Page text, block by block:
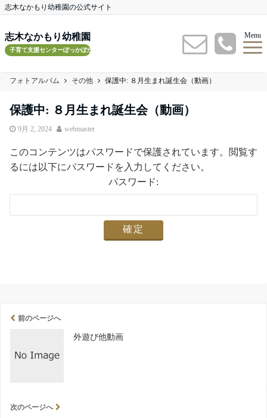
志木なかもり幼稚園の公式サイト
志木なかもり幼稚園
子育て支援センターぽっかぽかルーム
Menu
フォトアルバム その他 保護中: ８月生まれ誕生会（動画）
保護中: ８月生まれ誕生会（動画）
9月 2, 2024 webmaster
このコンテンツはパスワードで保護されています。閲覧す
るには以下にパスワードを入力してください。
パスワード:
前のページへ
外遊び他動画
次のページへ